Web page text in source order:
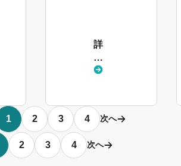
詳
し
く
1 2 3 4 次へ
2 3 4 次へ